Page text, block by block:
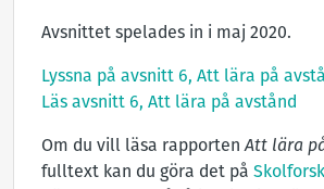
Avsnittet spelades in i maj 2020.
Lyssna på avsnitt 6, Att lära på
Läs avsnitt 6, Att lära på avstånd
Om du vill läsa rapportenAtt lära
fulltext kan du göra det på